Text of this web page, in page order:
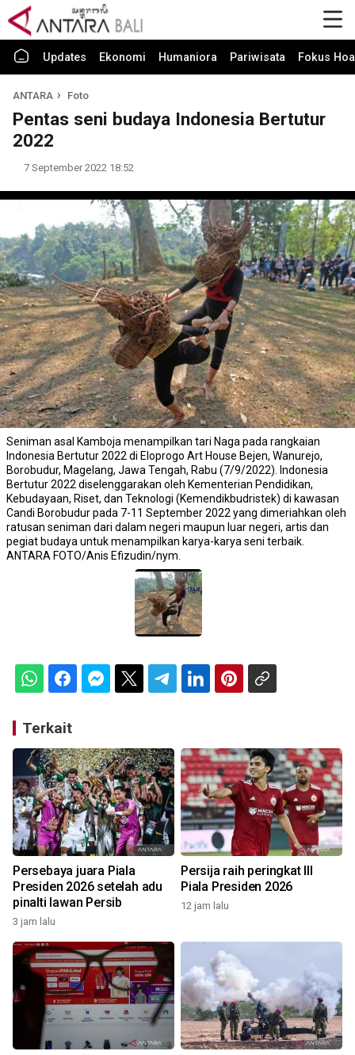
Updates Ekonomi Humaniora Pariwisata Fokus
ANTARA Foto
Pentas seni budaya Indonesia Bertutur
2022
7 September 2022 18:52
Seniman asal Kamboja menampilkan tari Naga pada rangkaian
Indonesia Bertutur 2022 di Eloprogo Art House Bejen, Wanurejo,
Borobudur, Magelang, Jawa Tengah, Rabu (7/9/2022). Indonesia
Bertutur 2022 diselenggarakan oleh Kementerian Pendidikan,
Kebudayaan, Riset, dan Teknologi (Kemendikbudristek) di kawasan
Candi Borobudur pada 7-11 September 2022 yang dimeriahkan oleh
ratusan seniman dari dalam negeri maupun luar negeri, artis dan
pegiat budaya untuk menampilkan karya-karya seni terbaik.
ANTARA FOTO/Anis Efizudin/nym.
Terkait
Persebaya juara Piala
Presiden 2026 setelah adu
pinalti lawan Persib
3 jam lalu
Persija raih peringkat III
Piala Presiden 2026
12 jam lalu